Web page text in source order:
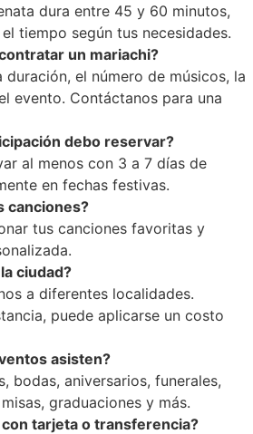
dura entre 45 y 60 minutos,
tiempo según tus necesidades.
un mariachi?
el número de músicos, la
evento. Contáctanos para una
debo reservar?
al menos con 3 a 7 días de
en fechas festivas.
canciones?
tus canciones favoritas y
ciudad?
a diferentes localidades.
puede aplicarse un costo
asisten?
bodas, aniversarios, funerales,
graduaciones y más.
tarjeta o transferencia?